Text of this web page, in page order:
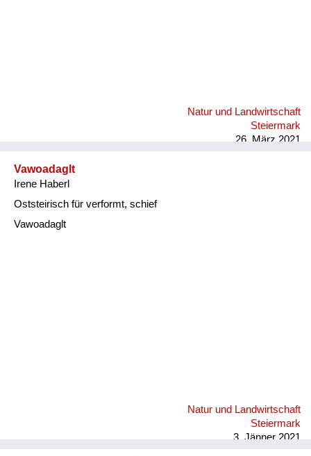
Natur und Landwirtschaft
Steiermark
26. März 2021
Vawoadaglt
Irene Haberl
Oststeirisch für verformt, schief
Vawoadaglt
Natur und Landwirtschaft
Steiermark
3. Jänner 2021